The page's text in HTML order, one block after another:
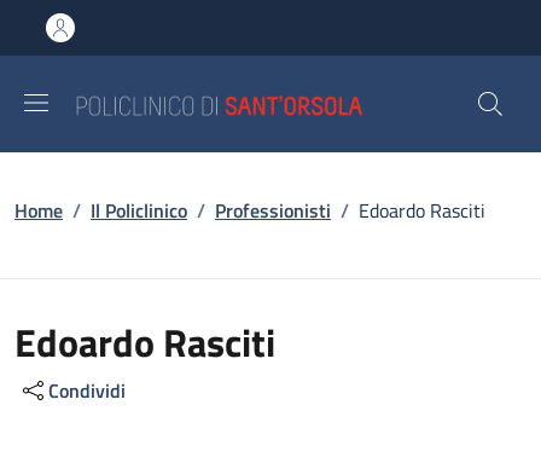
al contenuto principale
to footer content
Briciole di pane
Home / Il Policlinico / Professionisti / Edoardo Rasciti
Edoardo Rasciti
Condividi